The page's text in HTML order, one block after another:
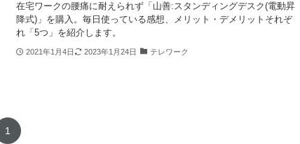
在宅ワークの腰痛に耐えられず「山善:スタンディングデスク(電動昇
降式)」を購入。毎日使っている感想、メリット・デメリットそれぞ
れ「5つ」を紹介します。
2021年1月4日 2023年1月24日 テレワーク
1